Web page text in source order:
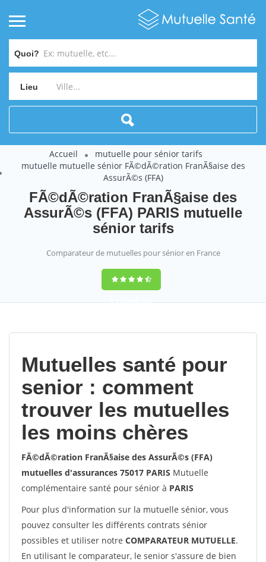
Quoi?
Lieu
Accueil
mutuelle pour sénior tarifs
mutuelle mutuelle sénior FÃ©dÃ©ration FranÃ§aise des
AssurÃ©s (FFA)
FÃ©dÃ©ration FranÃ§aise des
AssurÃ©s (FFA) PARIS mutuelle
sénior tarifs
Comparateur de mutuelles pour sénior en France
9,2(100%)452
Mutuelles santé pour
senior : comment
trouver les mutuelles
les moins chères
FÃ©dÃ©ration FranÃ§aise des AssurÃ©s (FFA)
mutuelles d'assurances 75017 PARIS Mutuelle
complémentaire santé pour sénior à PARIS
Pour plus d'information sur la mutuelle sénior, vous
pouvez consulter les différents contrats sénior
possibles et utiliser notre COMPARATEUR MUTUELLE.
En utilisant le comparateur, le senior s'assure de bien